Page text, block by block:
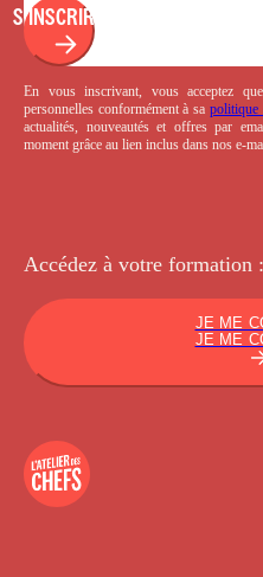
S'INSCRIRE
En vous inscrivant, vous acceptez
personnelles conformément à sa politique
actualités, nouveautés et offres par
moment grâce au lien inclus dans nos e-
Accédez à votre formation :
JE ME
JE ME